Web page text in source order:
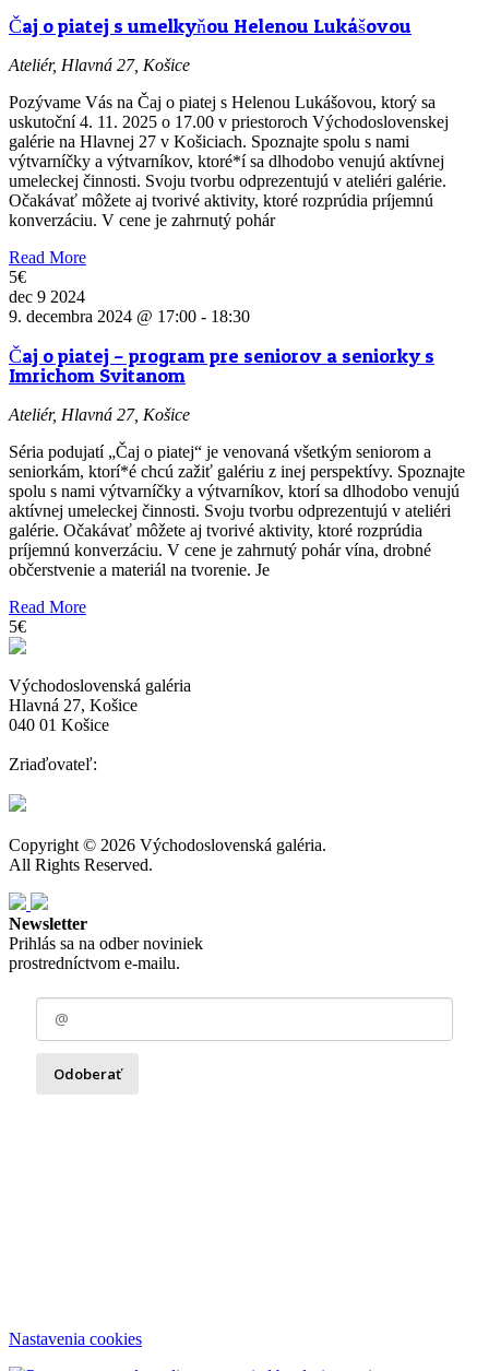
Čaj o piatej s umelkyňou Helenou Lukášovou
Ateliér, Hlavná 27, Košice
Pozývame Vás na Čaj o piatej s Helenou Lukášovou, ktorý sa
uskutoční 4. 11. 2025 o 17.00 v priestoroch Východoslovenskej
galérie na Hlavnej 27 v Košiciach. Spoznajte spolu s nami
výtvarníčky a výtvarníkov, ktoré*í sa dlhodobo venujú aktívnej
umeleckej činnosti. Svoju tvorbu odprezentujú v ateliéri galérie.
Očakávať môžete aj tvorivé aktivity, ktoré rozprúdia príjemnú
konverzáciu. V cene je zahrnutý pohár
Read More
5€
dec 9 2024
9. decembra 2024 @ 17:00 - 18:30
Čaj o piatej – program pre seniorov a seniorky s
Imrichom Svitanom
Ateliér, Hlavná 27, Košice
Séria podujatí „Čaj o piatej“ je venovaná všetkým seniorom a
seniorkám, ktorí*é chcú zažiť galériu z inej perspektívy. Spoznajte
spolu s nami výtvarníčky a výtvarníkov, ktorí sa dlhodobo venujú
aktívnej umeleckej činnosti. Svoju tvorbu odprezentujú v ateliéri
galérie. Očakávať môžete aj tvorivé aktivity, ktoré rozprúdia
príjemnú konverzáciu. V cene je zahrnutý pohár vína, drobné
občerstvenie a materiál na tvorenie. Je
Read More
5€
Východoslovenská galéria
Hlavná 27, Košice
040 01 Košice
Zriaďovateľ:
Copyright © 2026 Východoslovenská galéria.
All Rights Reserved.
Newsletter
Prihlás sa na odber noviniek
prostredníctvom e-mailu.
Odoberať
Nastavenia cookies